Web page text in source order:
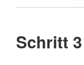
Schritt 3